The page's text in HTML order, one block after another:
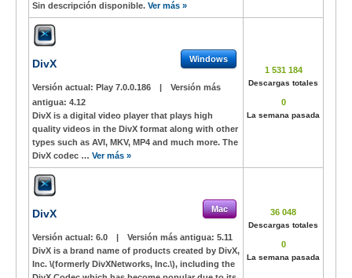
Sin descripción disponible. Ver más »
DivX Windows
Versión actual: Play 7.0.0.186 |
Versión más
antigua: 4.12
DivX is a digital video player that plays high
quality videos in the DivX format along with other
types such as AVI, MKV, MP4 and much more. The
DivX codec … Ver más »
1 531 184
Descargas totales
0
La semana pasada
DivX Mac
Versión actual: 6.0 | Versión más antigua: 5.11
DivX is a brand name of products created by DivX,
Inc. \(formerly DivXNetworks, Inc.\), including the
36 048
Descargas totales
0
La semana pasada